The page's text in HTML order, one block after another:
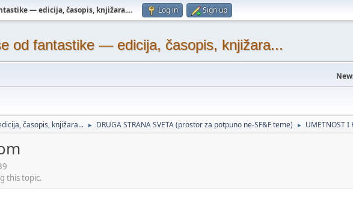
— edicija, časopis, knjižara.... Log in Sign up
od fantastike — edicija, časopis, knjižara...
časopis, knjižara... ► DRUGA STRANA SVETA (prostor za potpuno ne-SF&F teme) ► UMETNOST I
this topic.